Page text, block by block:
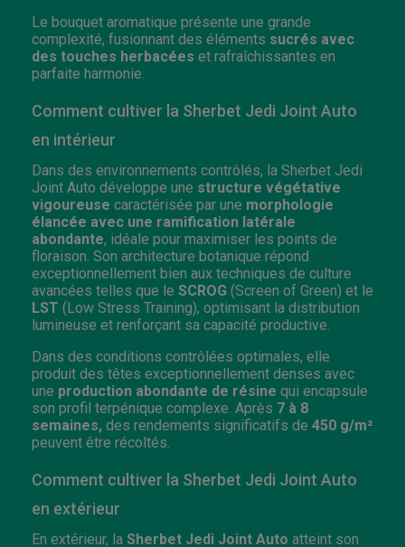
Le bouquet aromatique présente une grande
complexité, fusionnant des éléments sucrés avec
des touches herbacées et rafraîchissantes en
parfaite harmonie.
Comment cultiver la Sherbet Jedi Joint Auto
en intérieur
Dans des environnements contrôlés, la Sherbet Jedi
Joint Auto développe une structure végétative
vigoureuse caractérisée par une morphologie
élancée avec une ramification latérale
abondante, idéale pour maximiser les points de
floraison. Son architecture botanique répond
exceptionnellement bien aux techniques de culture
avancées telles que le SCROG (Screen of Green) et le
LST (Low Stress Training), optimisant la distribution
lumineuse et renforçant sa capacité productive.
Dans des conditions contrôlées optimales, elle
produit des têtes exceptionnellement denses avec
une production abondante de résine qui encapsule
son profil terpénique complexe. Après 7 à 8
semaines, des rendements significatifs de 450 g/m²
peuvent être récoltés.
Comment cultiver la Sherbet Jedi Joint Auto
en extérieur
En extérieur, la Sherbet Jedi Joint Auto atteint son